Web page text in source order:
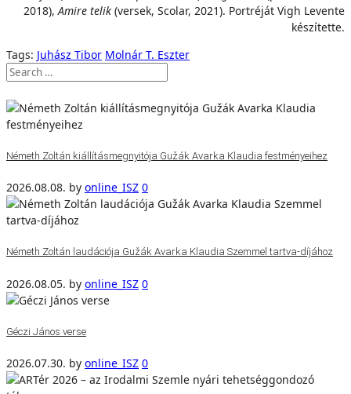
2018),Amire telik (versek, Scolar, 2021). Portréját Vigh Levente
készítette.
Tags: Juhász Tibor Molnár T. Eszter
Németh Zoltán kiállításmegnyitója Gužák Avarka Klaudia festményeihez
2026.08.08. by online_ISZ 0
Németh Zoltán laudációja Gužák Avarka Klaudia Szemmel tartva-díjához
2026.08.05. by online_ISZ 0
Géczi János verse
2026.07.30. by online_ISZ 0